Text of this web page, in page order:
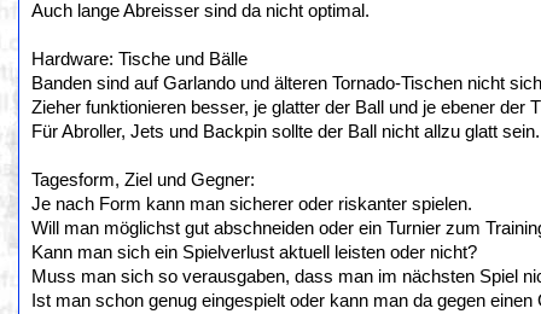
Auch lange Abreisser sind da nicht optimal.
Hardware: Tische und Bälle
Banden sind auf Garlando und älteren Tornado-Tischen nicht
Zieher funktionieren besser, je glatter der Ball und je ebener der
Für Abroller, Jets und Backpin sollte der Ball nicht allzu glatt sein.
Tagesform, Ziel und Gegner:
Je nach Form kann man sicherer oder riskanter spielen.
Will man möglichst gut abschneiden oder ein Turnier zum
Kann man sich ein Spielverlust aktuell leisten oder nicht?
Muss man sich so verausgaben, dass man im nächsten Spiel
Ist man schon genug eingespielt oder kann man da gegen